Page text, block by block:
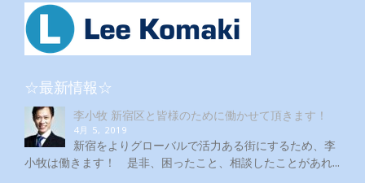
☆最新情報☆
李小牧 新宿区と皆様のために働かせて頂きます！
4月 5, 2019
新宿をよりグローバルで活力ある街にするため、李
小牧は働きます！ 是非、困ったこと、相談したことがあれ...